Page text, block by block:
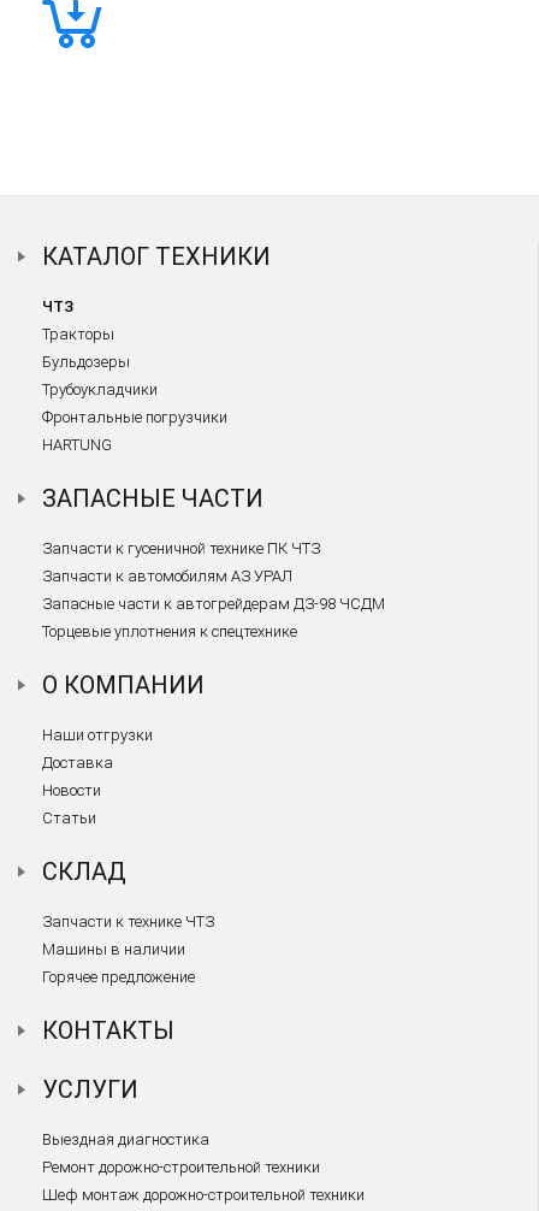
КАТАЛОГ ТЕХНИКИ
ЧТЗ
Тракторы
Бульдозеры
Трубоукладчики
Фронтальные погрузчики
HARTUNG
ЗАПАСНЫЕ ЧАСТИ
Запчасти к гусеничной технике ПК ЧТЗ
Запчасти к автомобилям АЗ УРАЛ
Запасные части к автогрейдерам ДЗ-98 ЧСДМ
Торцевые уплотнения к спецтехнике
О КОМПАНИИ
Наши отгрузки
Доставка
Новости
Статьи
СКЛАД
Запчасти к технике ЧТЗ
Машины в наличии
Горячее предложение
КОНТАКТЫ
УСЛУГИ
Выездная диагностика
Ремонт дорожно-строительной техники
Шеф монтаж дорожно-строительной техники